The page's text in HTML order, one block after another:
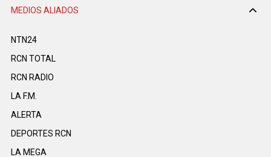
MEDIOS ALIADOS
NTN24
RCN TOTAL
RCN RADIO
LA F.M.
ALERTA
DEPORTES RCN
LA MEGA